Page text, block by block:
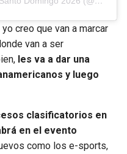
creo que van a marcar
van a ser
les va a dar una
y luego
clasificatorios en
en el evento
como los e-sports,